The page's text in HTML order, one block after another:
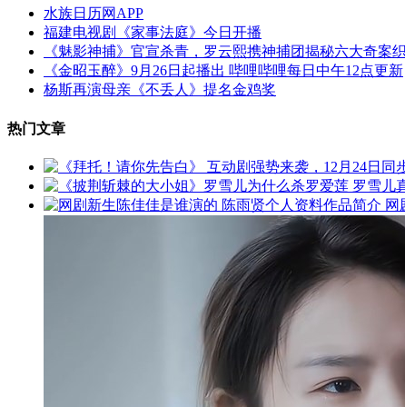
水族日历网APP
福建电视剧《家事法庭》今日开播
《魅影神捕》官宣杀青，罗云熙携神捕团揭秘六大奇案
《金昭玉醉》9月26日起播出 哔哩哔哩每日中午12点更新
杨斯再演母亲《不丢人》提名金鸡奖
热门文章
网